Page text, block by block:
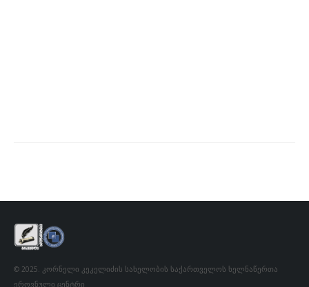
© 2025. კორნელი კეკელიძის სახელობის საქართველოს ხელნაწერთა
ეროვნული ცენტრი